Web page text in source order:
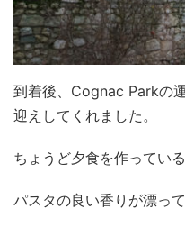
到着後、Cognac Parkの
迎えしてくれました。
ちょうど夕食を作っている
パスタの良い香りが漂って